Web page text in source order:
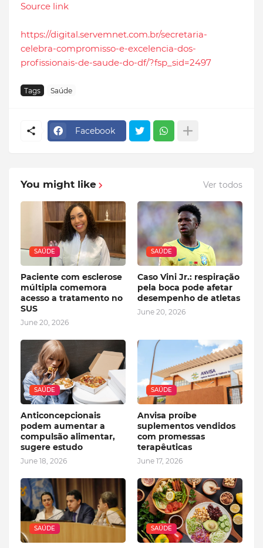
Source link
https://digital.servemnet.com.br/secretaria-
celebra-compromisso-e-excelencia-dos-
profissionais-de-saude-do-df/?fsp_sid=2497
Tags Saúde
Facebook
You might like Ver todos
SAÚDE
Paciente com esclerose
múltipla comemora
acesso a tratamento no
SUS
June 20, 2026
SAÚDE
Caso Vini Jr.: respiração
pela boca pode afetar
desempenho de atletas
June 20, 2026
SAÚDE
Anticoncepcionais
podem aumentar a
compulsão alimentar,
sugere estudo
June 18, 2026
SAÚDE
Anvisa proíbe
suplementos vendidos
com promessas
terapêuticas
June 17, 2026
SAÚDE SAÚDE